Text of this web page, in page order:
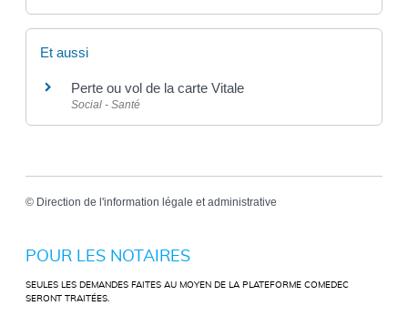
Et aussi
Perte ou vol de la carte Vitale
Social - Santé
© Direction de l'information légale et administrative
POUR LES NOTAIRES
SEULES LES DEMANDES FAITES AU MOYEN DE LA PLATEFORME COMEDEC
SERONT TRAITÉES.